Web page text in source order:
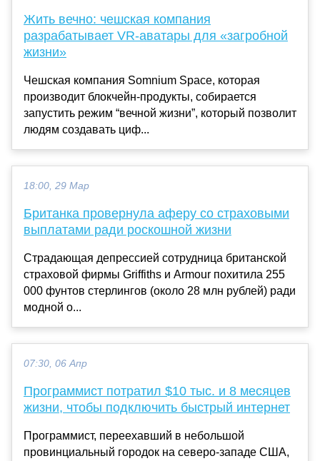
Жить вечно: чешская компания
разрабатывает VR-аватары для «загробной
жизни»
Чешская компания Somnium Space, которая
производит блокчейн-продукты, собирается
запустить режим “вечной жизни”, который позволит
людям создавать циф...
18:00, 29 Мар
Британка провернула аферу со страховыми
выплатами ради роскошной жизни
Страдающая депрессией сотрудница британской
страховой фирмы Griffiths и Armour похитила 255
000 фунтов стерлингов (около 28 млн рублей) ради
модной о...
07:30, 06 Апр
Программист потратил $10 тыс. и 8 месяцев
жизни, чтобы подключить быстрый интернет
Программист, переехавший в небольшой
провинциальный городок на северо-западе США,